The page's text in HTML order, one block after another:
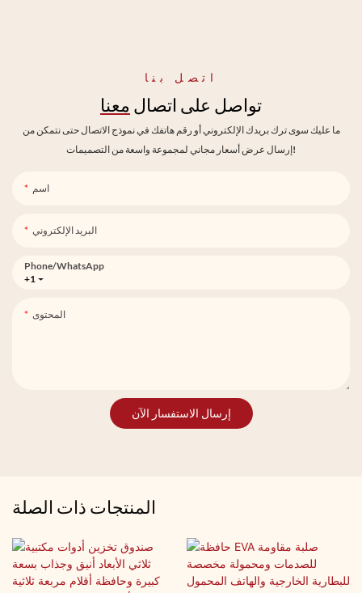
اتصل بنا
تواصل على اتصال معنا
ما عليك سوى ترك بريدك الإلكتروني أو رقم هاتفك في نموذج الاتصال حتى نتمكن من
إرسال عرض أسعار مجاني لمجموعة واسعة من التصميمات!
اسم
البريد الإلكتروني
+1
Phone/whatsApp
المحتوى
إرسال الاستفسار الآن
المنتجات ذات الصلة